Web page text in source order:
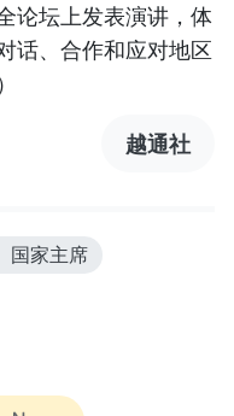
论坛上发表演讲，体
话、合作和应对地区
越通社
国家主席